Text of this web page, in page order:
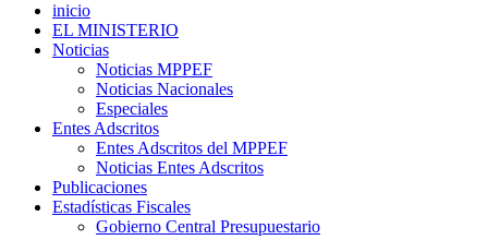
inicio
EL MINISTERIO
Noticias
Noticias MPPEF
Noticias Nacionales
Especiales
Entes Adscritos
Entes Adscritos del MPPEF
Noticias Entes Adscritos
Publicaciones
Estadísticas Fiscales
Gobierno Central Presupuestario